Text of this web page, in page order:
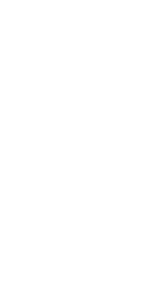
は、WhatsApp を使用する
、安全な直接支払要求を顧
カスタマーエクスペリエン
て責任を負わないものとし
ロバイダーに連絡して問題